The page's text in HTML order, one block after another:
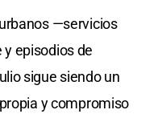
—servicios
episodios de
sigue siendo un
y compromiso